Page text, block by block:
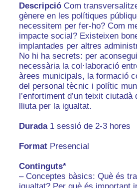
Descripció Com
gènere en les polítiques
necessitem per fer-ho? Com
impacte social? Existeixen
implantades per altres
No hi ha secrets: per
necessària la col·laboració
àrees municipals, la formació
del personal tècnic i polític
l’enfortiment d’un teixit
lliuta per la igualtat.
Durada1 sessió de 2-3 hores
Format Presencial
Continguts*
– Conceptes bàsics: Què és